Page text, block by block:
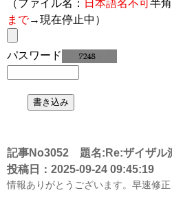
（ファイル名： 日本語名不可半
まで→現在停止中）
パスワード
記事No3052 題名:Re:ザイザ
投稿日：2025-09-24 09:45:19
情報ありがとうございます。早速修